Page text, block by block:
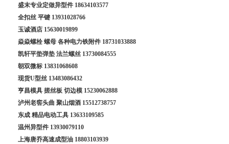
盛末专业定做异型件 18634103577
全扣丝 平键 13931028766
玉诚酒店 15630019899
焱焱螺栓 螺母 各种电力铁附件 18731033888
凯轩平垫弹垫 法兰螺丝 13730084555
朝双微标 13831068608
现货U型丝 13483086432
亨昌模具 搓丝板 切边模 15230062888
泸州老窖头曲 聚山烟酒 15512738757
东成 精品电动工具 13633109585
温州异型件 13930079110
上海唐乔高速成型油 18803103939